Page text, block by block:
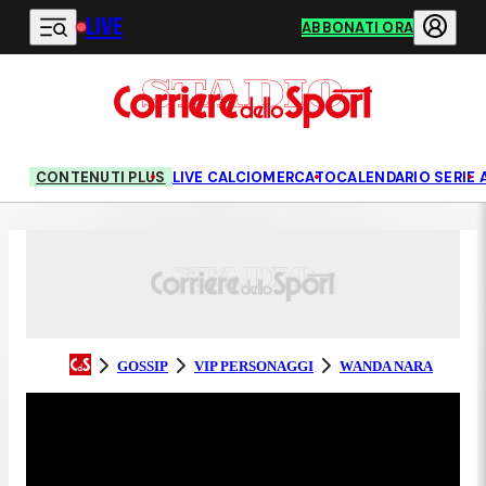
Vai al contenuto principale
LIVE ABBONATI ORA
CONTENUTI PLUS LIVE CALCIOMERCATOCALENDARIO SERIE
GOSSIP VIP PERSONAGGI WANDA NARA